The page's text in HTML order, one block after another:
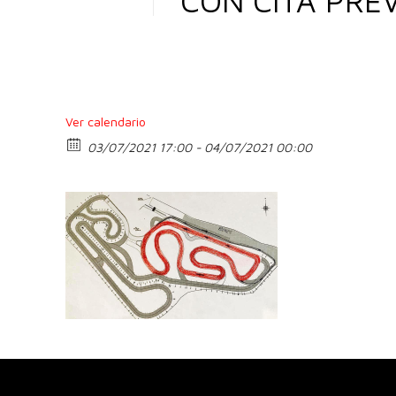
Ver calendario
03/07/2021 17:00 - 04/07/2021 00:00